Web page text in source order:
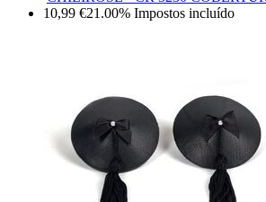
10,99 €21.00% Impostos incluído